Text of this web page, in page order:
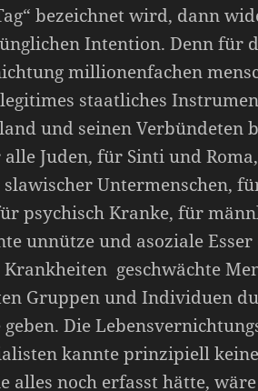
bezeichnet wird, dann
Intention. Denn für
millionenfachen
staatliches
und seinen Verbündeten
Juden, für Sinti und
slawischer Untermenschen,
psychisch Kranke, für
unnütze und asoziale
Krankheiten geschwächte
Gruppen und Individuen
Die
kannte prinzipiell
alles noch erfasst hätte,